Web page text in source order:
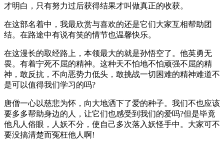
才明白，只有努力过后获得结果才叫做真正的收获。
在这部名着中，我最欣赏与喜欢的还是它们大家互相帮助团
结。在路途中有说有笑的情节也温馨快乐。
在这漫长的取经路上，本领最大的就是孙悟空了。他英勇无
畏。有着宁死不屈的精神。这种天不怕地不怕顽强不屈的精
神，敢反抗，不向恶势力低头，敢挑战一切困难的精神难道不
是可以值得我们学习的吗?
唐僧一心以慈悲为怀，向大地洒下了爱的种子。我们不也应该
要多多帮助身边的人，让它们也感受到我们的爱吗?但是毕竟
他凡人俗眼，人妖不分，使自己多次落入妖怪手中。大家可不
要没搞清楚而冤枉他人啊!